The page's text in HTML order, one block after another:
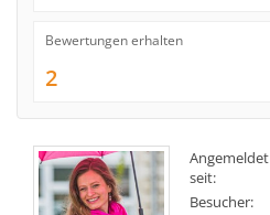
Bewertungen erhalten
2
Angemeldet
seit:
Besucher: